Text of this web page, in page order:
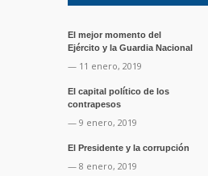
El mejor momento del
Ejército y la Guardia Nacional
— 11 enero, 2019
El capital político de los
contrapesos
— 9 enero, 2019
El Presidente y la corrupción
— 8 enero, 2019